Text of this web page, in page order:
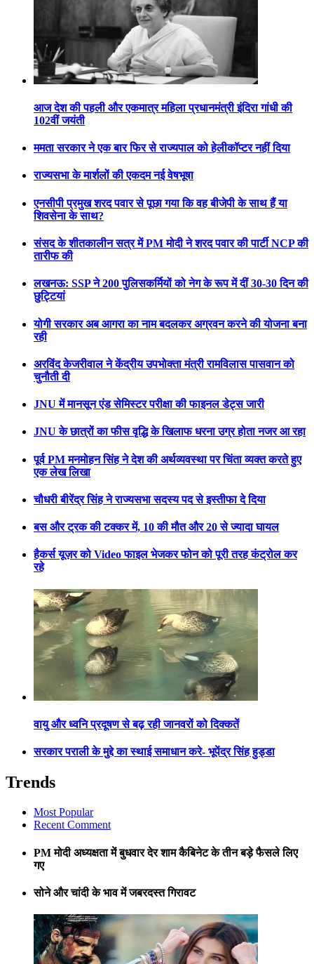
आज देश की पहली और एकमात्र महिला प्रधानमंत्री इंदिरा गांधी की
102वीं जयंती
ममता सरकार ने एक बार फिर से राज्यपाल को हेलीकॉप्टर नहीं दिया
राज्यसभा के मार्शलों की एकदम नई वेषभूषा
एनसीपी प्रमुख शरद पवार से पूछा गया कि वह बीजेपी के साथ हैं या
शिवसेना के साथ?
संसद के शीतकालीन सत्र में PM मोदी ने शरद पवार की पार्टी NCP की
तारीफ की
लखनऊ: SSP ने 200 पुलिसकर्मियों को नेग के रूप में दीं 30-30 दिन की
छुट्टियां
योगी सरकार अब आगरा का नाम बदलकर अग्रवन करने की योजना बना
रही
अरविंद केजरीवाल ने केंद्रीय उपभोक्ता मंत्री रामविलास पासवान को
चुनौती दी
JNU में मानसून एंड सेमिस्टर परीक्षा की फाइनल डेट्स जारी
JNU के छात्रों का फीस वृद्धि के खिलाफ धरना उग्र होता नजर आ रहा
पूर्व PM मनमोहन सिंह ने देश की अर्थव्यवस्था पर चिंता व्यक्त करते हुए
एक लेख लिखा
चौधरी बीरेंद्र सिंह ने राज्यसभा सदस्य पद से इस्तीफा दे दिया
बस और ट्रक की टक्कर में, 10 की मौत और 20 से ज्यादा घायल
हैकर्स यूज़र को Video फाइल भेजकर फोन को पूरी तरह कंट्रोल कर
रहे
वायु और ध्वनि प्रदूषण से बढ़ रही जानवरों को दिक्कतें
सरकार पराली के मुद्दे का स्थाई समाधान करे- भूपेंद्र सिंह हुड्डा
Trends
Most Popular
Recent Comment
PM मोदी अध्यक्षता में बुधवार देर शाम कैबिनेट के तीन बड़े फैसले लिए
गए
सोने और चांदी के भाव में जबरदस्त गिरावट